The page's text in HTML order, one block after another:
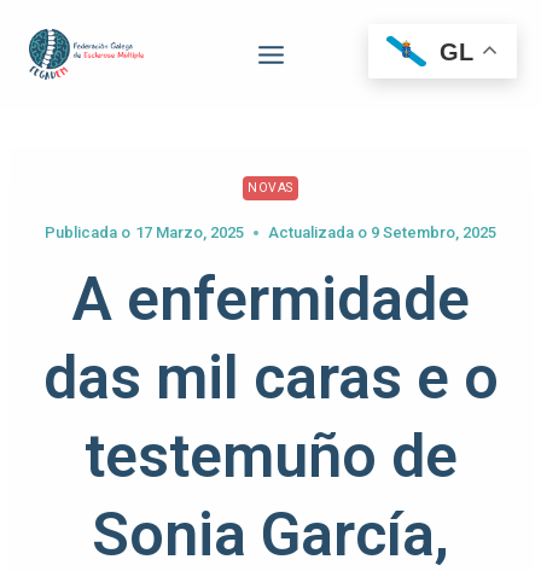
NOVAS
Publicada o 17 Marzo, 2025 Actualizada o 9 Setembro, 2025
A enfermidade
das mil caras e o
testemuño de
Sonia García,
GL